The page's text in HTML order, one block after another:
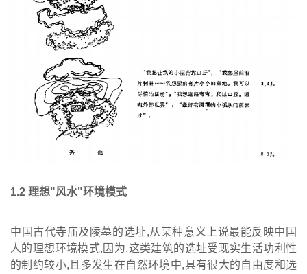
1.2 理想"风水"环境模式
中国古代寺庙及陵墓的选址,从某种意义上说最能反映中国
人的理想环境模式,因为,这类建筑的选址受现实生活功利性
的制约较小,且多发生在自然环境中,具有很大的自由度和选